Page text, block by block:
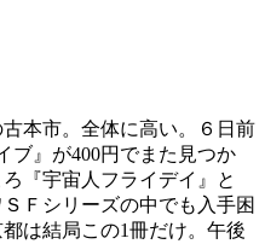
本市。全体に高い。６日前
ブ』が400円でまた見つか
『宇宙人フライデイ』と
Ｆシリーズの中でも入手困
は結局この1冊だけ。午後